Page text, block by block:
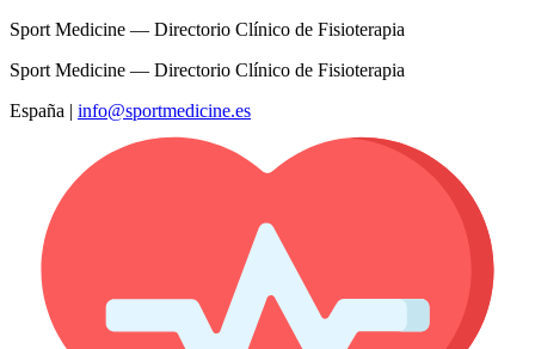
Sport Medicine — Directorio Clínico de Fisioterapia
Sport Medicine — Directorio Clínico de Fisioterapia
España | info@sportmedicine.es